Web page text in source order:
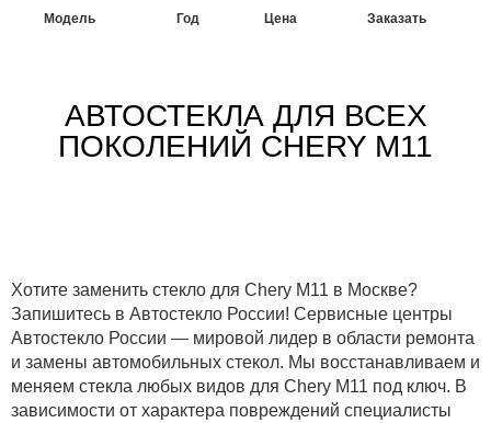
Модель Год Цена Заказать
АВТОСТЕКЛА ДЛЯ ВСЕХ
ПОКОЛЕНИЙ CHERY M11
Хотите заменить стекло для Chery M11 в Москве?
Запишитесь в Автостекло России! Сервисные центры
Автостекло России — мировой лидер в области ремонта
и замены автомобильных стекол. Мы восстанавливаем и
меняем стекла любых видов для Chery M11 под ключ. В
зависимости от характера повреждений специалисты